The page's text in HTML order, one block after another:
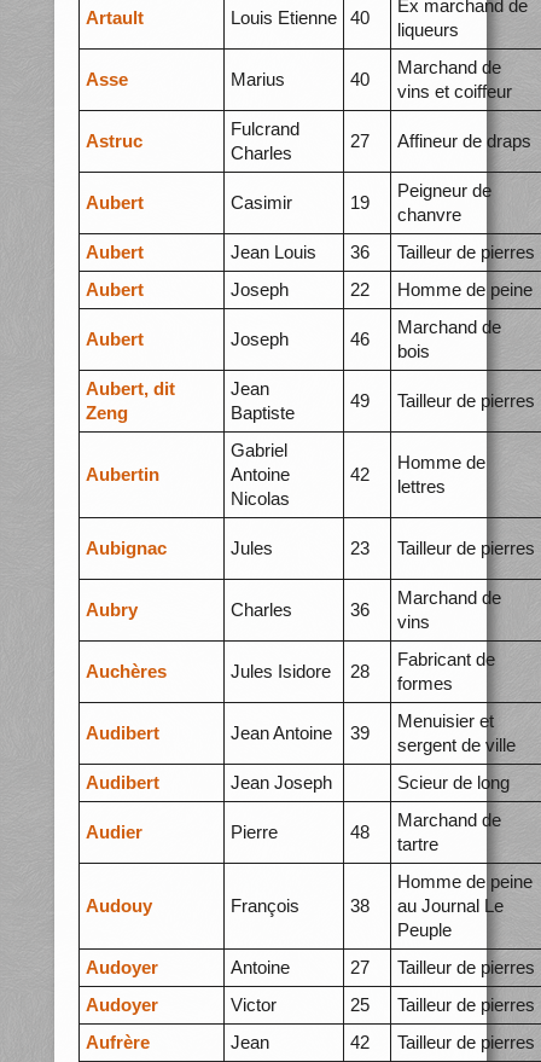
Artault Louis Etienne 40
Ex marchand de
liqueurs
Asse Marius 40
Marchand de
vins et coiffeur
Astruc
Fulcrand
Charles
27 Affineur de draps
Aubert Casimir 19
Peigneur de
chanvre
Aubert
Jean Louis 36
Tailleur de pierres
Aubert
Joseph 22 Homme de peine
Aubert Joseph 46
Marchand de
bois
Aubert, dit
Zeng
Jean
Baptiste
49 Tailleur de pierres
Aubertin
Gabriel
Antoine
Nicolas
42
Homme de
lettres
Aubignac Jules 23 Tailleur de pierres
Aubry Charles 36
Marchand de
vins
Auchères Jules Isidore 28
Fabricant de
formes
Audibert Jean Antoine 39
Menuisier et
sergent de ville
Audibert
Jean Joseph Scieur de long
Audier Pierre 48
Marchand de
tartre
Audouy François 38
Homme de peine
au Journal Le
Peuple
Audoyer
Antoine 27
Tailleur de pierres
Audoyer
Victor 25
Tailleur de pierres
Aufrère
Jean 42
Tailleur de pierres